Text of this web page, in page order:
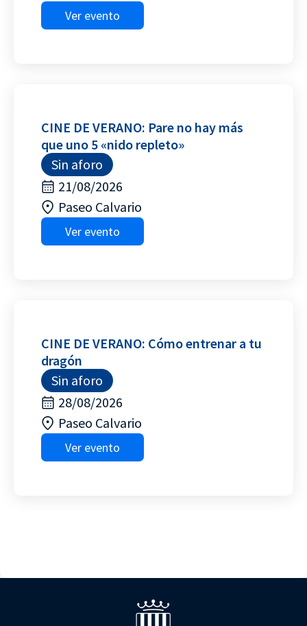
Ver evento
CINE DE VERANO: Pare no hay más
que uno 5 «nido repleto»
Sin aforo
21/08/2026
Paseo Calvario
Ver evento
CINE DE VERANO: Cómo entrenar a tu
dragón
Sin aforo
28/08/2026
Paseo Calvario
Ver evento